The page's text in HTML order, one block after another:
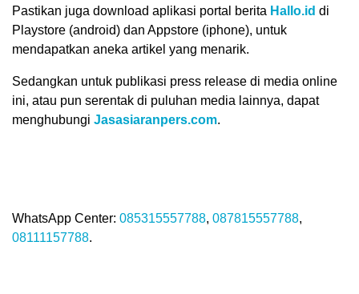
Pastikan juga download aplikasi portal berita Hallo.id di
Playstore (android) dan Appstore (iphone), untuk
mendapatkan aneka artikel yang menarik.
Sedangkan untuk publikasi press release di media online
ini, atau pun serentak di puluhan media lainnya, dapat
menghubungi Jasasiaranpers.com.
WhatsApp Center: 085315557788, 087815557788,
08111157788.